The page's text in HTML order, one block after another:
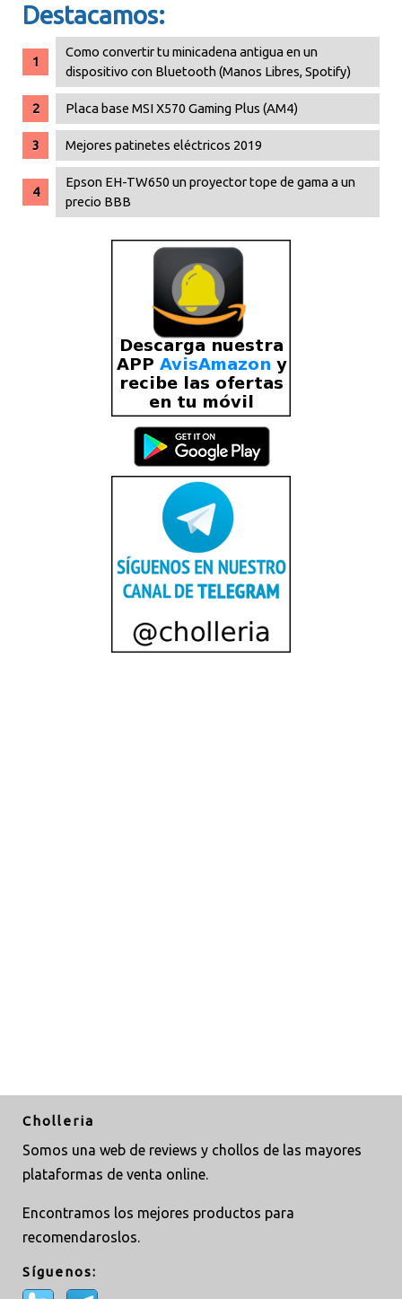
Destacamos:
Como convertir tu minicadena antigua en un
dispositivo con Bluetooth (Manos Libres, Spotify)
Placa base MSI X570 Gaming Plus (AM4)
Mejores patinetes eléctricos 2019
Epson EH-TW650 un proyector tope de gama a un
precio BBB
Cholleria
Somos una web de reviews y chollos de las mayores
plataformas de venta online.
Encontramos los mejores productos para
recomendaroslos.
Síguenos: